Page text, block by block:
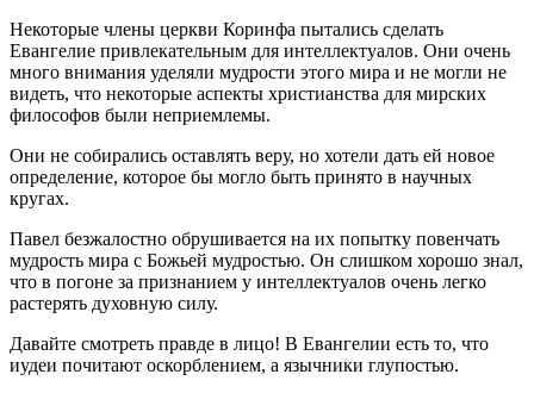
Некоторые члены церкви Коринфа пытались сделать
Евангелие привлекательным для интеллектуалов. Они очень
много внимания уделяли мудрости этого мира и не могли не
видеть, что некоторые аспекты христианства для мирских
философов были неприемлемы.
Они не собирались оставлять веру, но хотели дать ей новое
определение, которое бы могло быть принято в научных
кругах.
Павел безжалостно обрушивается на их попытку повенчать
мудрость мира с Божьей мудростью. Он слишком хорошо знал,
что в погоне за признанием у интеллектуалов очень легко
растерять духовную силу.
Давайте смотреть правде в лицо! В Евангелии есть то, что
иудеи почитают оскорблением, а язычники глупостью.